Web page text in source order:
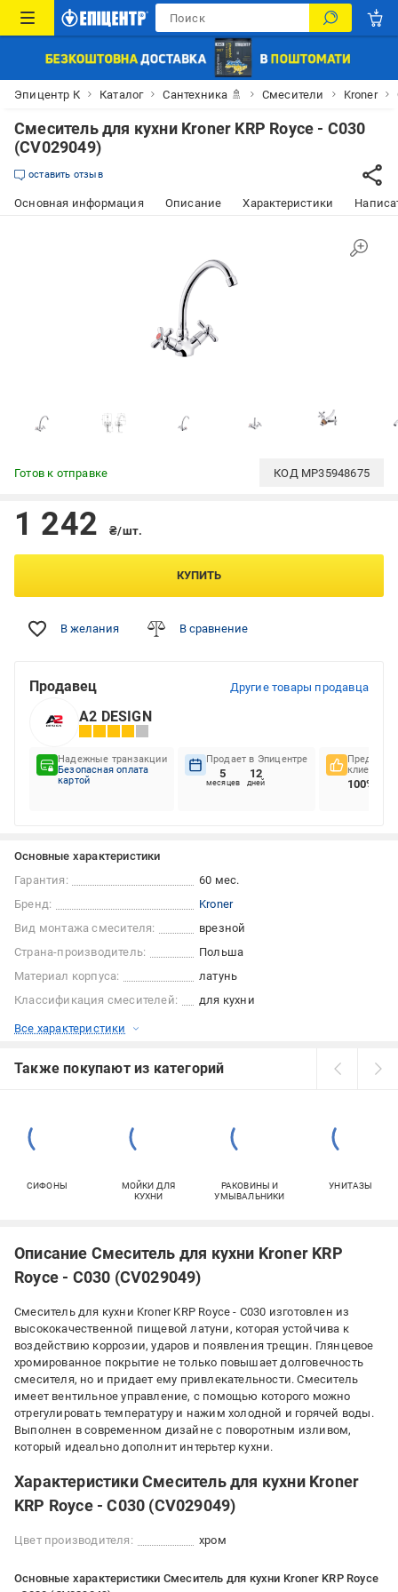
Эпицентр К Каталог Сантехника 🚿 Смесители Kroner
Смеситель для кухни Kroner KRP Royce - C030
(CV029049)
оставить отзыв
Основная информация Описание Характеристики
Готов к отправке КОД MP35948675
1 242 ₴/шт.
КУПИТЬ
В желания В сравнение
Продавец Другие товары продавца
A2 DESIGN
Надежные транзакции
Безопасная оплата
картой
Продает в Эпицентре
5
месяцев
12
дней
клиентов
100%
Основные характеристики
Гарантия:
60 мес.
Бренд:
Kroner
Вид монтажа смесителя:
врезной
Страна-производитель:
Польша
Материал корпуса:
латунь
Классификация смесителей:
для кухни
Все характеристики
Также покупают из категорий
СИФОНЫ
МОЙКИ ДЛЯ
КУХНИ
РАКОВИНЫ И
УМЫВАЛЬНИКИ
УНИТАЗЫ
Описание Смеситель для кухни Kroner KRP
Royce - C030 (CV029049)
Смеситель для кухни Kroner KRP Royce - C030 изготовлен из
высококачественной пищевой латуни, которая устойчива к
воздействию коррозии, ударов и появления трещин. Глянцевое
хромированное покрытие не только повышает долговечность
смесителя, но и придает ему привлекательности. Смеситель
имеет вентильное управление, с помощью которого можно
отрегулировать температуру и нажим холодной и горячей воды.
Выполнен в современном дизайне с поворотным изливом,
который идеально дополнит интерьтер кухни.
Характеристики Смеситель для кухни Kroner
KRP Royce - C030 (CV029049)
Цвет производителя: хром
Основные характеристики Смеситель для кухни Kroner KRP Royce